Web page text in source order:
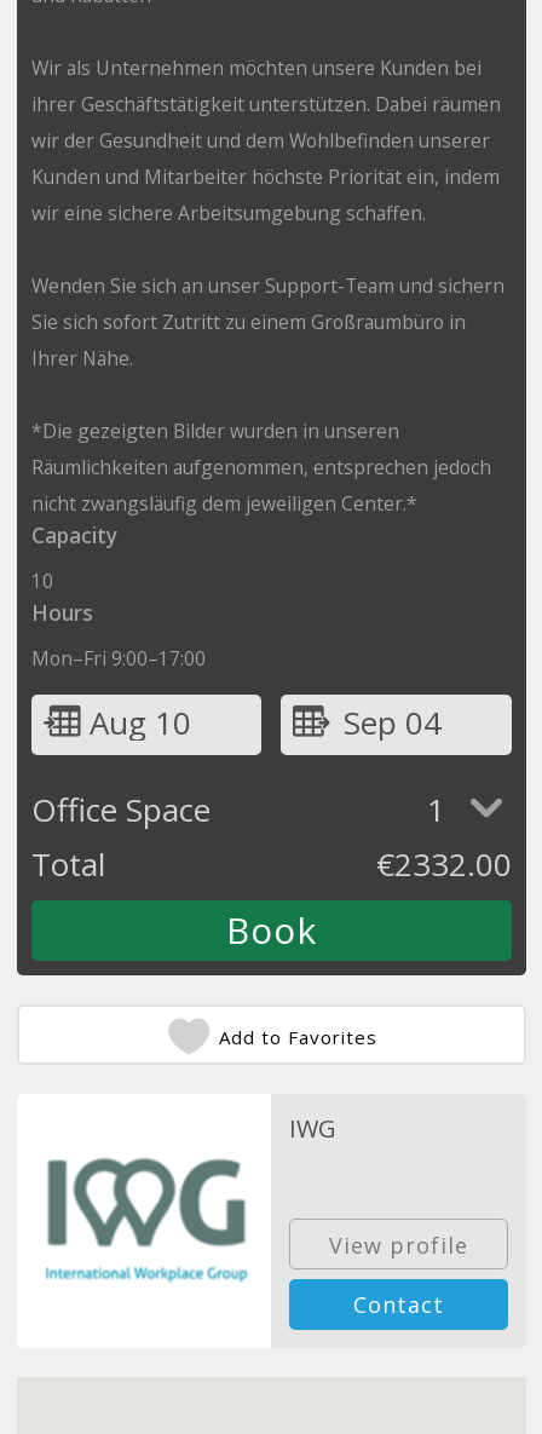
Wir als Unternehmen möchten unsere Kunden bei
ihrer Geschäftstätigkeit unterstützen. Dabei räumen
wir der Gesundheit und dem Wohlbefinden unserer
Kunden und Mitarbeiter höchste Priorität ein, indem
wir eine sichere Arbeitsumgebung schaffen.
Wenden Sie sich an unser Support-Team und sichern
Sie sich sofort Zutritt zu einem Großraumbüro in
Ihrer Nähe.
*Die gezeigten Bilder wurden in unseren
Räumlichkeiten aufgenommen, entsprechen jedoch
nicht zwangsläufig dem jeweiligen Center.*
Capacity
10
Hours
Mon–Fri 9:00–17:00
Aug 10
Sep 04
Office Space
1
Total
€2332.00
Add to Favorites
IWG
View profile
Contact